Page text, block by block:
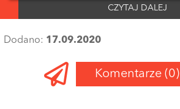
CZYTAJ DALEJ
Dodano: 17.09.2020
Komentarze (0)